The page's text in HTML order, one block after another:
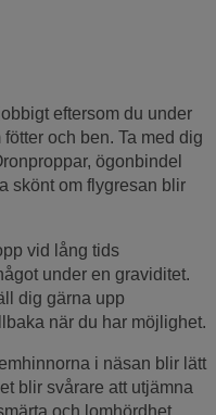
eftersom du under
och ben. Ta med dig
ögonbindel
skönt om flygresan blir
vid lång tids
under en graviditet.
dig gärna upp
när du har möjlighet.
i näsan blir lätt
blir svårare att utjämna
och lomhördhet